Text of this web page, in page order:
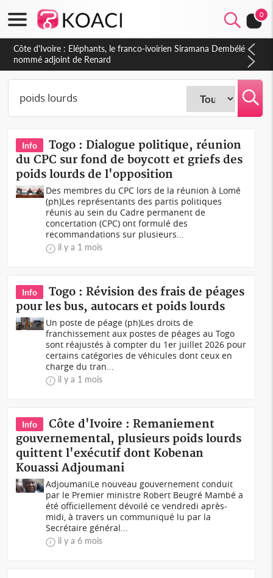
0
Cameroun : 5 combattants séparatistes neutralisés, le Mindef
dément les rumeurs d'exactions des civils
Info
Togo : Dialogue politique, réunion
du CPC sur fond de boycott et griefs des
poids lourds de l'opposition
Des membres du CPC lors de la réunion à Lomé
(ph)Les représentants des partis politiques
réunis au sein du Cadre permanent de
concertation (CPC) ont formulé des
recommandations sur plusieurs...
il y a 1 mois
Info
Togo : Révision des frais de péages
pour les bus, autocars et poids lourds
Un poste de péage (ph)Les droits de
franchissement aux postes de péages au Togo
sont réajustés à compter du 1er juillet 2026 pour
certains catégories de véhicules dont ceux en
charge du tran...
il y a 1 mois
Info
Côte d'Ivoire : Remaniement
gouvernemental, plusieurs poids lourds
quittent l'exécutif dont Kobenan
Kouassi Adjoumani
AdjoumaniLe nouveau gouvernement conduit
par le Premier ministre Robert Beugré Mambé a
été officiellement dévoilé ce vendredi après-
midi, à travers un communiqué lu par la
Secrétaire général...
il y a 6 mois